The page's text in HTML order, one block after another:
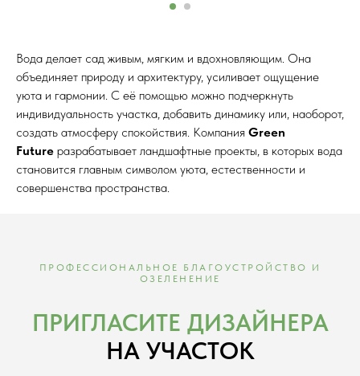
Вода делает сад живым, мягким и вдохновляющим. Она
объединяет природу и архитектуру, усиливает ощущение
уюта и гармонии. С её помощью можно подчеркнуть
индивидуальность участка, добавить динамику или, наоборот,
создать атмосферу спокойствия. Компания Green
Future разрабатывает ландшафтные проекты, в которых вода
становится главным символом уюта, естественности и
совершенства пространства.
ПРОФЕССИОНАЛЬНОЕ БЛАГОУСТРОЙСТВО И
ОЗЕЛЕНЕНИЕ
ПРИГЛАСИТЕ ДИЗАЙНЕРА
НА УЧАСТОК